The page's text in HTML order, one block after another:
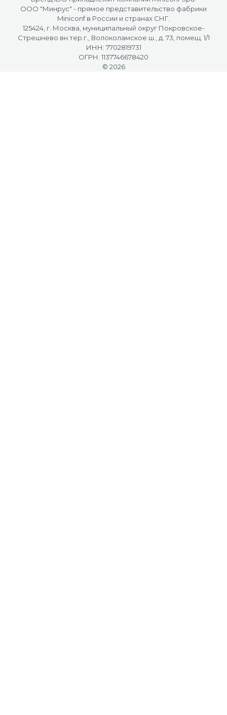
OOO "Минрус" - прямое представительство фабрики
Miniconf в России и странах СНГ.
125424, г. Москва, муниципальный округ Покровское-
Стрешнево вн.тер.г., Волоколамское ш., д. 73, помещ. 1/1
ИНН: 7702819731
ОГРН: 1137746678420
© 2026